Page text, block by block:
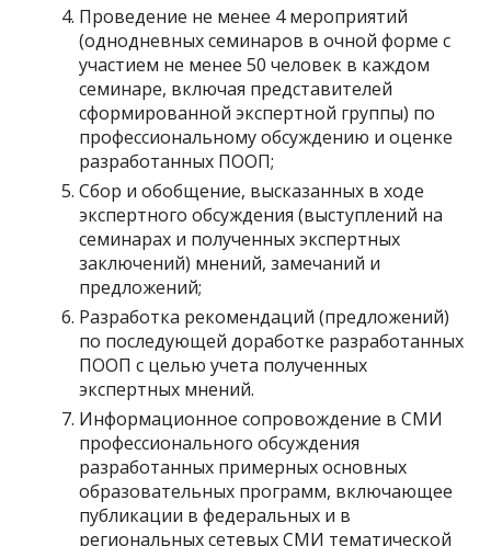
Проведение не менее 4 мероприятий
(однодневных семинаров в очной форме с
участием не менее 50 человек в каждом
семинаре, включая представителей
сформированной экспертной группы) по
профессиональному обсуждению и оценке
разработанных ПООП;
Сбор и обобщение, высказанных в ходе
экспертного обсуждения (выступлений на
семинарах и полученных экспертных
заключений) мнений, замечаний и
предложений;
Разработка рекомендаций (предложений)
по последующей доработке разработанных
ПООП с целью учета полученных
экспертных мнений.
Информационное сопровождение в СМИ
профессионального обсуждения
разработанных примерных основных
образовательных программ, включающее
публикации в федеральных и в
региональных сетевых СМИ тематической